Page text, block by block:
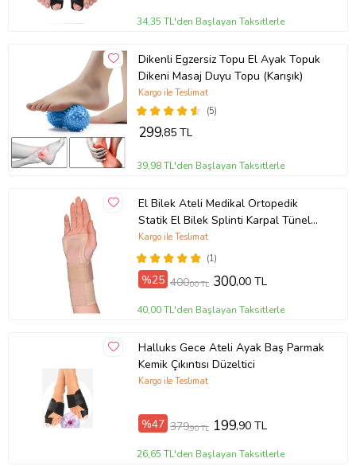
34,35 TL'den Başlayan Taksitlerle
Dikenli Egzersiz Topu El Ayak Topuk
Dikeni Masaj Duyu Topu (Karışık)
(5)
Kargo ile Teslimat
299,85 TL
39,98 TL'den Başlayan Taksitlerle
El Bilek Ateli Medikal Ortopedik
Statik El Bilek Splinti Karpal Tünel
Bilekliği Ateli Stoktan
(1)
Kargo ile Teslimat
%25 400,00 TL 300,00 TL
40,00 TL'den Başlayan Taksitlerle
Halluks Gece Ateli Ayak Baş Parmak
Kemik Çıkıntısı Düzeltici
Kargo ile Teslimat
%47 379,90 TL 199,90 TL
26,65 TL'den Başlayan Taksitlerle